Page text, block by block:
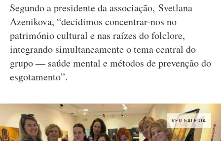
Segundo a presidente da associação, Svetlana
Azenikova, “decidimos concentrar-nos no
património cultural e nas raízes do folclore,
integrando simultaneamente o tema central do
grupo — saúde mental e métodos de prevenção do
esgotamento”.
VER GALERIA